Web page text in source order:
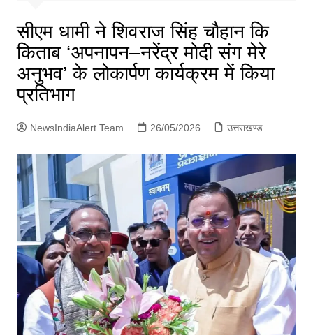
सीएम धामी ने शिवराज सिंह चौहान कि
किताब ‘अपनापन–नरेंद्र मोदी संग मेरे
अनुभव’ के लोकार्पण कार्यक्रम में किया
प्रतिभाग
NewsIndiaAlert Team 26/05/2026 उत्तराखण्ड